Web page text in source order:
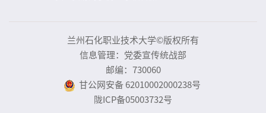
兰州石化职业技术大学©版权所有
信息管理：党委宣传统战部
邮编：730060
甘公网安备 62010002000238号
陇ICP备05003732号